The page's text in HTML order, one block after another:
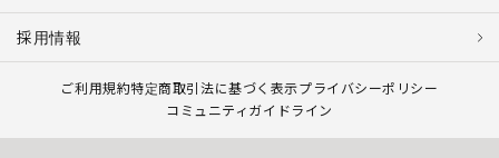
採用情報
ご利用規約特定商取引法に基づく表示プライバシーポリシー
コミュニティガイドライン